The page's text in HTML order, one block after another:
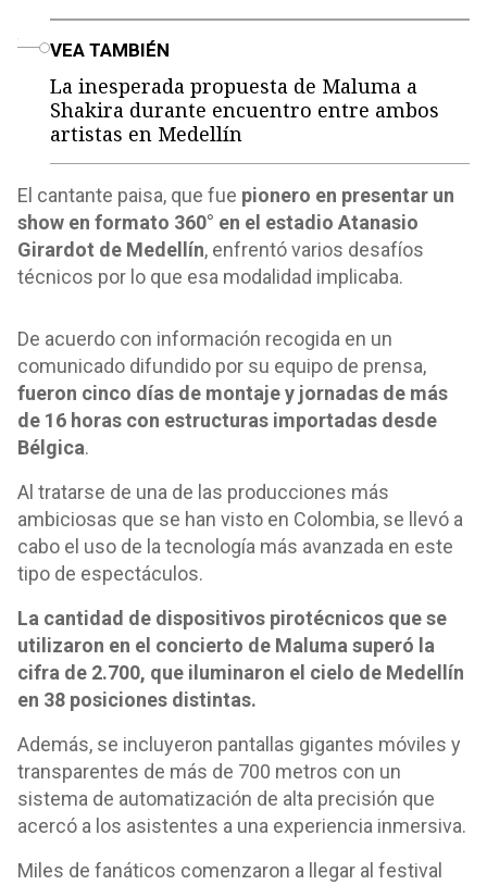
VEA TAMBIÉN
La inesperada propuesta de Maluma a
Shakira durante encuentro entre ambos
artistas en Medellín
El cantante paisa, que fue pionero en presentar un
show en formato 360° en el estadio Atanasio
Girardot de Medellín, enfrentó varios desafíos
técnicos por lo que esa modalidad implicaba.
De acuerdo con información recogida en un
comunicado difundido por su equipo de prensa,
fueron cinco días de montaje y jornadas de más
de 16 horas con estructuras importadas desde
Bélgica.
Al tratarse de una de las producciones más
ambiciosas que se han visto en Colombia, se llevó a
cabo el uso de la tecnología más avanzada en este
tipo de espectáculos.
La cantidad de dispositivos pirotécnicos que se
utilizaron en el concierto de Maluma superó la
cifra de 2.700, que iluminaron el cielo de Medellín
en 38 posiciones distintas.
Además, se incluyeron pantallas gigantes móviles y
transparentes de más de 700 metros con un
sistema de automatización de alta precisión que
acercó a los asistentes a una experiencia inmersiva.
Miles de fanáticos comenzaron a llegar al festival